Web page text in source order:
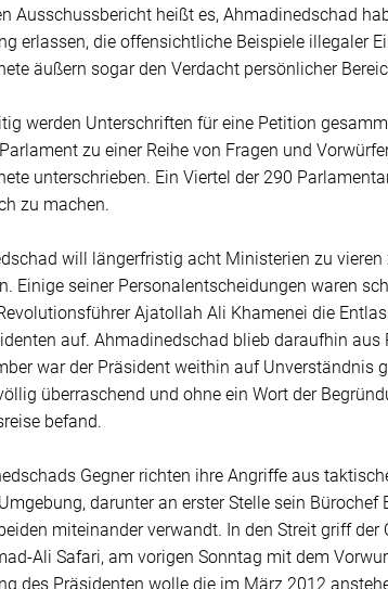
Ausschussbericht heißt es, Ahmadinedschad
erlassen, die offensichtliche Beispiele illegaler
äußern sogar den Verdacht persönlicher
werden Unterschriften für eine Petition
zu einer Reihe von Fragen und
unterschrieben. Ein Viertel der 290
zu machen.
will längerfristig acht Ministerien zu
Einige seiner Personalentscheidungen waren
Ajatollah Ali Khamenei die
auf. Ahmadinedschad blieb daraufhin
war der Präsident weithin auf Unverständnis
überraschend und ohne ein Wort der
befand.
Gegner richten ihre Angriffe aus
darunter an erster Stelle sein
miteinander verwandt. In den Streit griff
Ali Safari, am vorigen Sonntag mit dem
des Präsidenten wolle die im März 2012